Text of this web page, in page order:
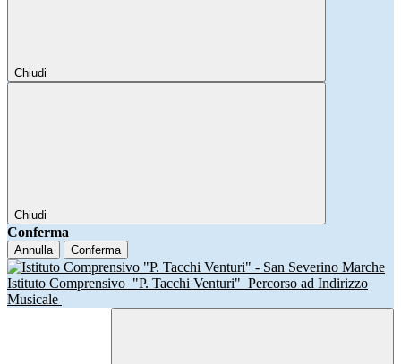
Chiudi
Chiudi
Conferma
Annulla Conferma
Istituto Comprensivo "P. Tacchi Venturi" Percorso ad Indirizzo
Musicale